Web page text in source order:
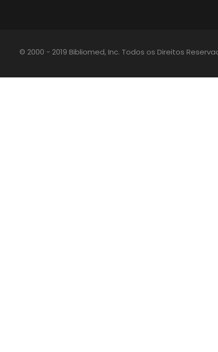
© 2000 - 2019 Bibliomed, Inc. Todos os Direitos